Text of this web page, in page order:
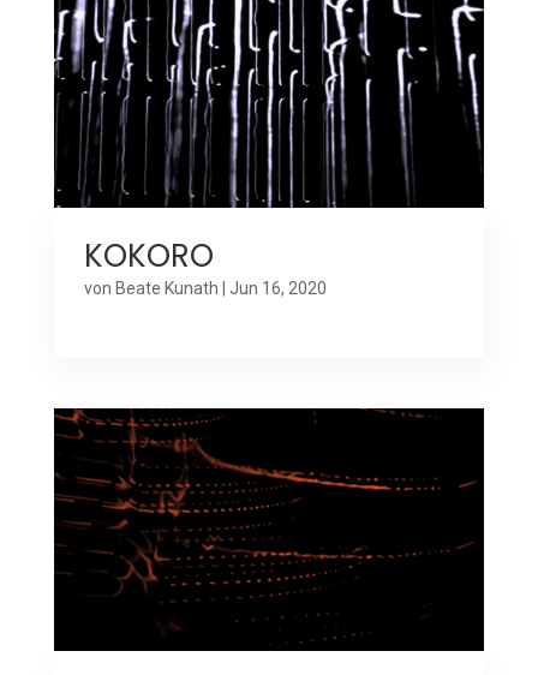
KOKORO
von Beate Kunath Jun 16, 2020